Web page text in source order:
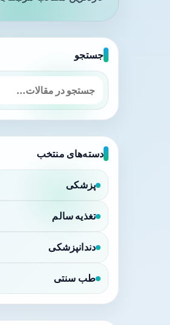
جستجو
دسته‌های منتخب
پزشکی
تغذیه سالم
دندانپزشکی
طب سنتی